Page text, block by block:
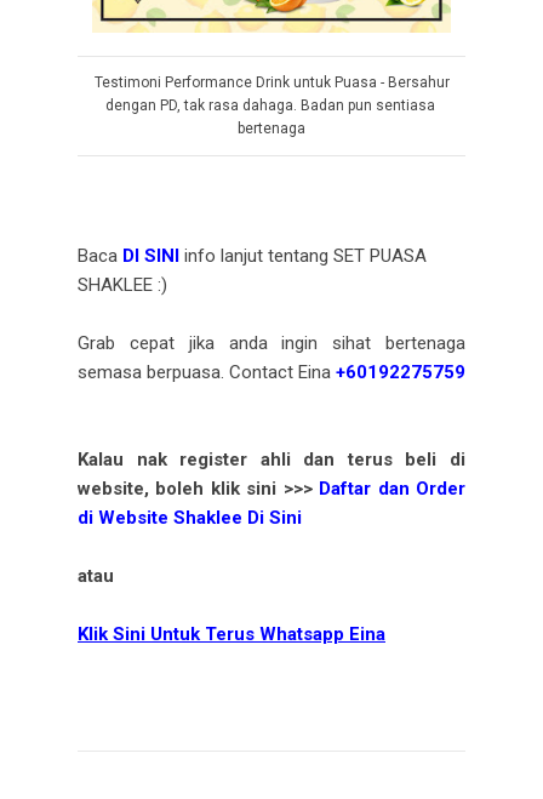
Testimoni Performance Drink untuk Puasa - Bersahur
dengan PD, tak rasa dahaga. Badan pun sentiasa
bertenaga
Baca DI SINI
info lanjut tentang SET PUASA
SHAKLEE :)
Grab cepat jika anda ingin sihat bertenaga
semasa berpuasa. Contact Eina +60192275759
Kalau nak register ahli dan terus beli di
website, boleh klik sini >>> Daftar dan Order
di Website Shaklee Di Sini
atau
Klik Sini Untuk Terus Whatsapp Eina